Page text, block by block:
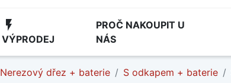
flash_on
VÝPRODEJ
PROČ NAKOUPIT U
NÁS
Nerezový dřez + baterie S odkapem + baterie